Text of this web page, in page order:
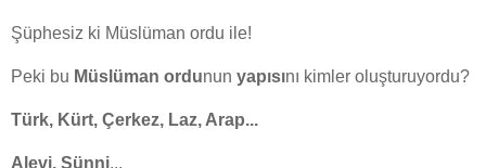
Şüphesiz ki Müslüman ordu ile!
Peki bu Müslüman ordunun yapısını kimler oluşturuyordu?
Türk, Kürt, Çerkez, Laz, Arap...
Alevi, Sünni...